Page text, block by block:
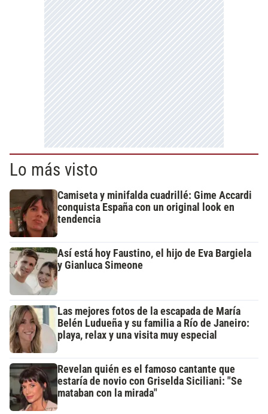
Lo más visto
Camiseta y minifalda cuadrillé: Gime Accardi
conquista España con un original look en
tendencia
Así está hoy Faustino, el hijo de Eva Bargiela
y Gianluca Simeone
Las mejores fotos de la escapada de María
Belén Ludueña y su familia a Río de Janeiro:
playa, relax y una visita muy especial
Revelan quién es el famoso cantante que
estaría de novio con Griselda Siciliani: "Se
mataban con la mirada"